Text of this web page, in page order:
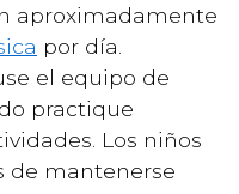
aproximadamente
por día.
el equipo de
practique
Los niños
de mantenerse